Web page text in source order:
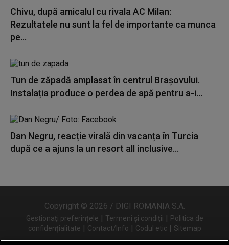
Chivu, după amicalul cu rivala AC Milan:
Rezultatele nu sunt la fel de importante ca munca
pe...
Tun de zăpadă amplasat în centrul Brașovului.
Instalația produce o perdea de apă pentru a-i...
Dan Negru, reacție virală din vacanța în Turcia
după ce a ajuns la un resort all inclusive...
Copyright © 2026 / DIGI ROMANIA S.A.
Gestionați preferințele | Termeni și condiții | Politica de
confidențialitate | Contact/Info | Codul etic | Sitemap